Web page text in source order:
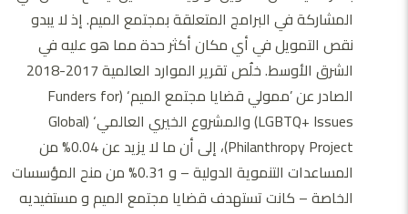
المشاركة في البرامج المتعلقة بمجتمع الميم. إذ لا يبدو
نقص التمويل في أي مكان أكثر حدة مما هو عليه في
الشرق الأوسط. خلُص تقرير الموارد العالمية 2017-2018
الصادر عن ’ممولي قضايا مجتمع الميم‘ (Funders for
LGBTQ+ Issues) والمشروع الخيري العالمي‘ (Global
Philanthropy Project)، إلى أن ما لا يزيد عن 0.04% من
المساعدات التنموية الدولية – و 0.31% من منح المؤسسات
الخاصة – كانت تستهدف قضايا مجتمع الميم و مستفيديه